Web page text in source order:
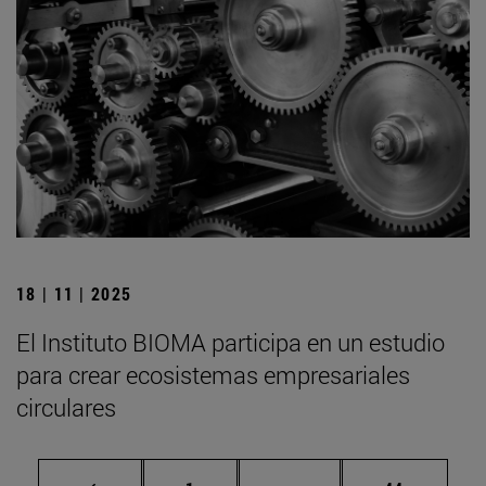
18 | 11 | 2025
El Instituto BIOMA participa en un estudio
para crear ecosistemas empresariales
circulares